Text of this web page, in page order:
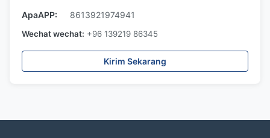
ApaAPP:
8613921974941
Wechat wechat: +96 139219 86345
Kirim Sekarang